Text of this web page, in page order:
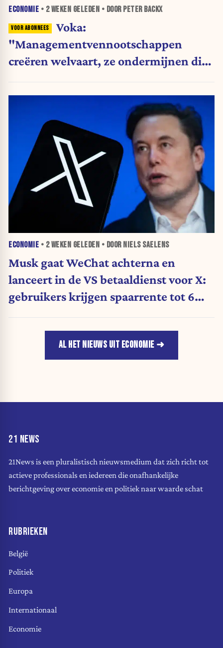
ECONOMIE • 2 WEKEN GELEDEN • DOOR PETER BACKX
Voka:
"Managementvennootschappen
creëren welvaart, ze ondermijnen die
ECONOMIE • 2 WEKEN GELEDEN • DOOR NIELS SAELENS
Musk gaat WeChat achterna en
lanceert in de VS betaaldienst voor X:
gebruikers krijgen spaarrente tot 6
AL HET NIEUWS UIT ECONOMIE
21 NEWS
21News is een pluralistisch nieuwsmedium dat zich richt tot
actieve professionals en iedereen die onafhankelijke
berichtgeving over economie en politiek naar waarde schat
RUBRIEKEN
België
Politiek
Europa
Internationaal
Economie